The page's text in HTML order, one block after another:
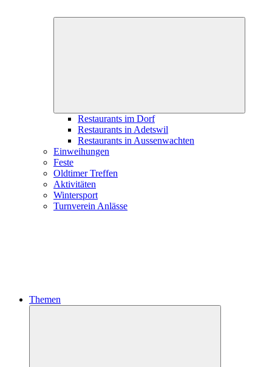
Restaurants im Dorf
Restaurants in Adetswil
Restaurants in Aussenwachten
Einweihungen
Feste
Oldtimer Treffen
Aktivitäten
Wintersport
Turnverein Anlässe
Themen